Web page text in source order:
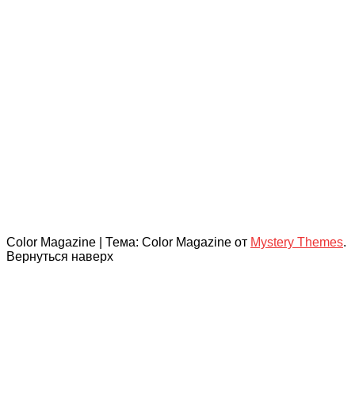
Color Magazine Тема: Color Magazine от Mystery Themes.
Вернуться наверх